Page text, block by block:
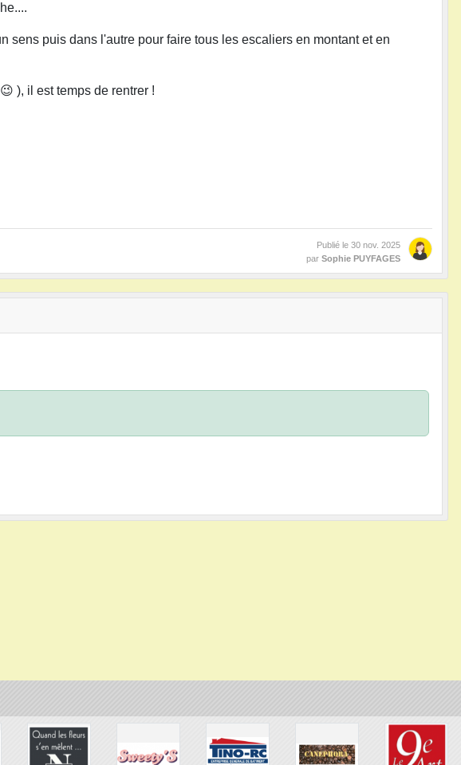
sens puis dans l'autre pour faire tous les escaliers en montant et en
), il est temps de rentrer !
Publié le 30 nov. 2025
par Sophie PUYFAGES